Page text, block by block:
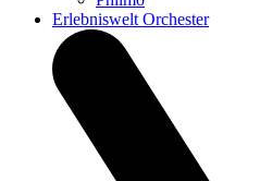
Erlebniswelt Orchester